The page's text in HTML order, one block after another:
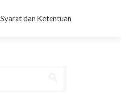
Syarat dan Ketentuan